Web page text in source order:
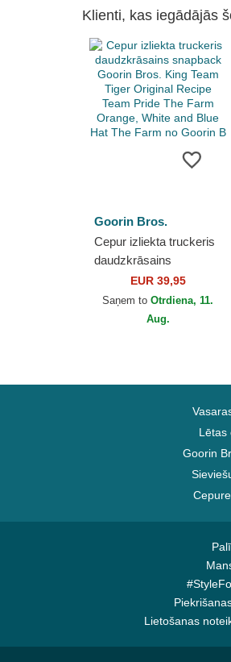
Klienti, kas iegādājās
Goorin Bros.
Cepur izliekta truckeris
daudzkrāsains
snapback Goorin Bros.
King Team Tiger Original
Recipe Team...
EUR 39,95
Saņem toOtrdiena, 11.
Aug.
Lētas
Goorin
Lietošanas